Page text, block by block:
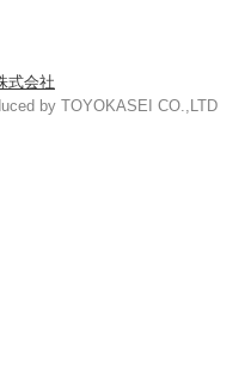
by TOYOKASEI CO.,LTD